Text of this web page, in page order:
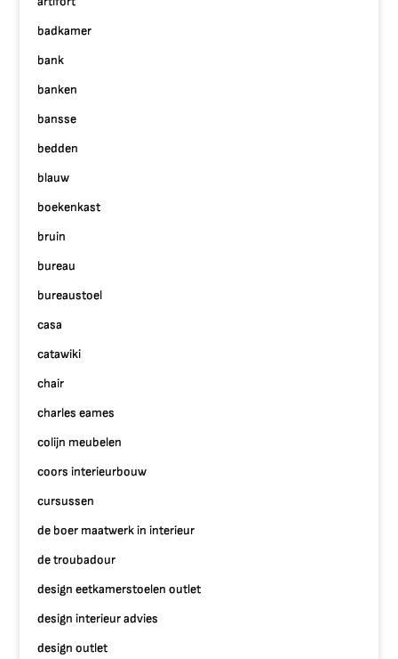
badkamer
bank
banken
bansse
bedden
blauw
boekenkast
bruin
bureau
bureaustoel
casa
catawiki
chair
charles eames
colijn meubelen
coors interieurbouw
cursussen
de boer maatwerk in interieur
de troubadour
design eetkamerstoelen outlet
design interieur advies
design outlet